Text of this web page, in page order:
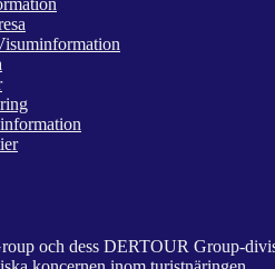
och dess DERTOUR Group-